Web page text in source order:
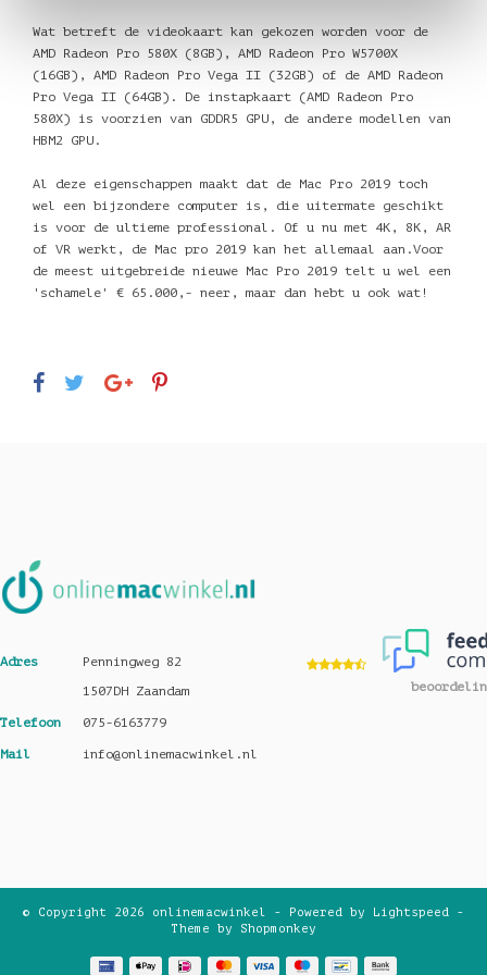
Wat betreft de videokaart kan gekozen worden voor de
AMD Radeon Pro 580X (8GB), AMD Radeon Pro W5700X
(16GB), AMD Radeon Pro Vega II (32GB) of de AMD Radeon
Pro Vega II (64GB). De instapkaart (AMD Radeon Pro
580X) is voorzien van GDDR5 GPU, de andere modellen van
HBM2 GPU.
Al deze eigenschappen maakt dat de Mac Pro 2019 toch
wel een bijzondere computer is, die uitermate geschikt
is voor de ultieme professional. Of u nu met 4K, 8K, AR
of VR werkt, de Mac pro 2019 kan het allemaal aan.Voor
de meest uitgebreide nieuwe Mac Pro 2019 telt u wel een
'schamele' € 65.000,- neer, maar dan hebt u ook wat!
Adres
Penningweg 82
1507DH Zaandam
Telefoon 075-6163779
Mail info@onlinemacwinkel.nl
© Copyright 2026 onlinemacwinkel - Powered by Lightspeed -
Theme by
Shopmonkey